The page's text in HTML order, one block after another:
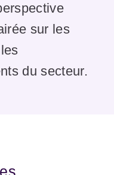
sur les
du secteur.